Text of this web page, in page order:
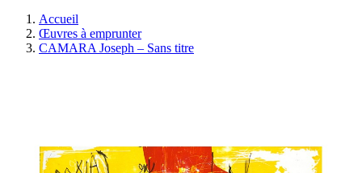
Accueil
Œuvres à emprunter
CAMARA Joseph – Sans titre